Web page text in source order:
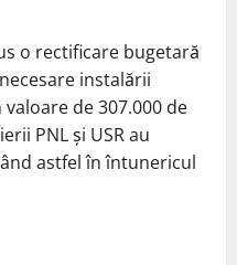
o rectificare bugetară
instalării
de 307.000 de
PNL și USR au
astfel în întunericul